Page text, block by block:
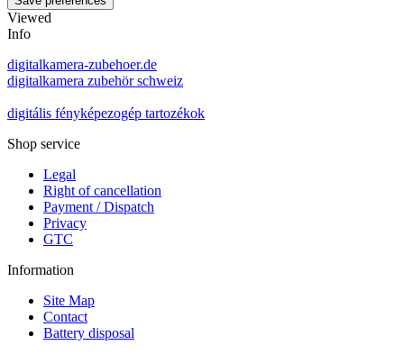
Viewed
Info
digitalkamera-zubehoer.de
digitalkamera zubehör schweiz
digitális fényképezogép tartozékok
Shop service
Legal
Right of cancellation
Payment / Dispatch
Privacy
GTC
Information
Site Map
Contact
Battery disposal